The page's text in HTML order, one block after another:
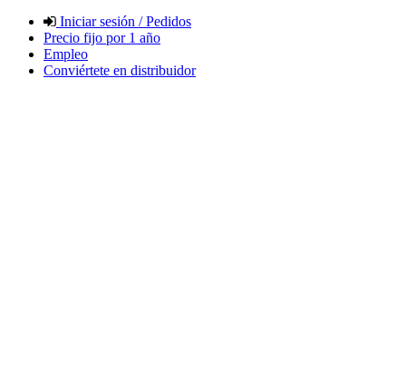
Iniciar sesión / Pedidos
Precio fijo por 1 año
Empleo
Conviértete en distribuidor